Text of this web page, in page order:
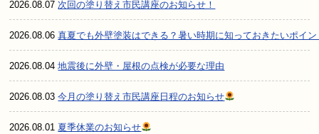
2026.08.07次回の塗り替え市民講座のお知らせ！
2026.08.06真夏でも外壁塗装はできる？暑い時期に知っておきたいポイン
2026.08.04地震後に外壁・屋根の点検が必要な理由
2026.08.03今月の塗り替え市民講座日程のお知らせ
2026.08.01 夏季休業のお知らせ